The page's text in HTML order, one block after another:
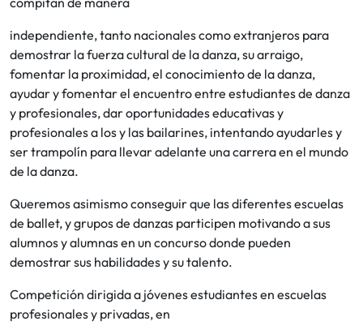
independiente, tanto nacionales como extranjeros para
demostrar la fuerza cultural de la danza, su arraigo,
fomentar la proximidad, el conocimiento de la danza,
ayudar y fomentar el encuentro entre estudiantes de danza
y profesionales, dar oportunidades educativas y
profesionales a los y las bailarines, intentando ayudarles y
ser trampolín para llevar adelante una carrera en el mundo
de la danza.
Queremos asimismo conseguir que las diferentes escuelas
de ballet, y grupos de danzas participen motivando a sus
alumnos y alumnas en un concurso donde pueden
demostrar sus habilidades y su talento.
Competición dirigida a jóvenes estudiantes en escuelas
profesionales y privadas, en